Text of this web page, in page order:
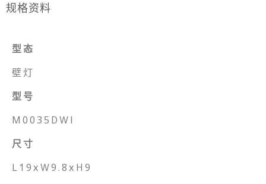
规格资料
型态
壁灯
型号
M0035DWl
尺寸
L19xW9.8xH9